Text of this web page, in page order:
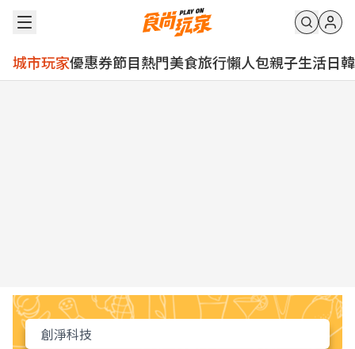
城市玩家優惠券節目熱門美食旅行懶人包親子生活日韓